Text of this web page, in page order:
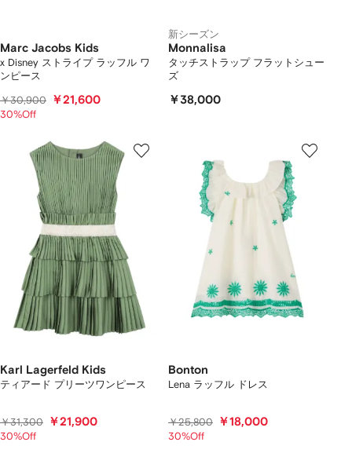
Marc Jacobs Kids
x Disney ストライプ ラッフル ワ
ンピース
￥30,900 ￥21,600
30%Off
新シーズン
Monnalisa
タッチストラップ フラットシュー
ズ
￥38,000
Karl Lagerfeld Kids
ティアード プリーツワンピース
￥31,300 ￥21,900
30%Off
Bonton
Lena ラッフル ドレス
￥25,800 ￥18,000
30%Off